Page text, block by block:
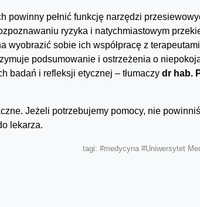
powinny pełnić funkcję narzędzi
ryzyka i natychmiastowym
wyobrazić sobie ich współpracę z
podsumowanie i ostrzeżenia o
badań i refleksji etycznej – tłumaczy dr hab.
Jeżeli potrzebujemy pomocy, nie
lekarza.
tagi: #medycyna #Uniwersytet